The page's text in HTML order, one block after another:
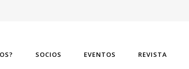
SOCIOS EVENTOS REVISTA